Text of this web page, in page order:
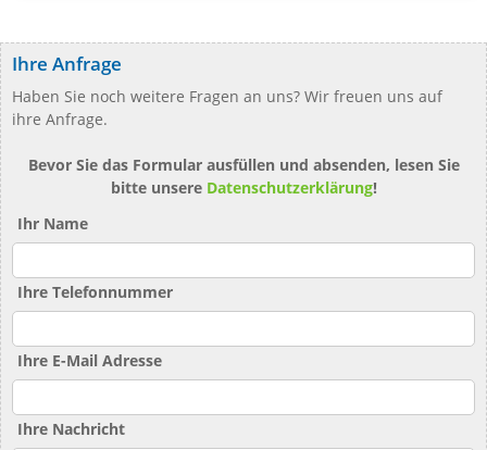
Ihre Anfrage
Haben Sie noch weitere Fragen an uns? Wir freuen uns auf
ihre Anfrage.
Bevor Sie das Formular ausfüllen und absenden, lesen Sie
bitte unsere Datenschutzerklärung!
Ihr Name
Ihre Telefonnummer
Ihre E-Mail Adresse
Ihre Nachricht